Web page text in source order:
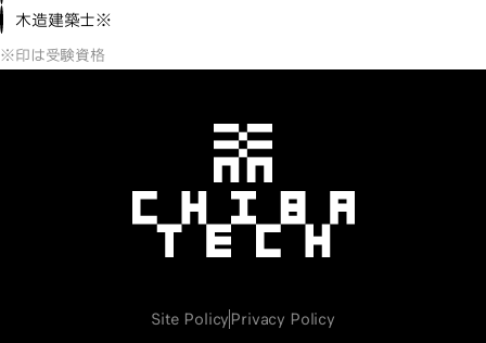
木造建築士※
※印は受験資格
千葉工業大学
Site PolicyPrivacy Policy